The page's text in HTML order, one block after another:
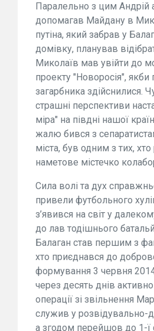
Паралельно з цим Андрій
допомагав Майдану в
путіна, який забрав у
домівку, планував
Миколаїв мав увійти до
проекту "Новоросія", якби
загарбника здійснилися.
страшні перспективи
міра" на півдні нашої
жалю бився з
міста, був одним з тих, хто
наметове містечко
Сила волі та дух
привели футбольного
з’явився на світ у
до лав тодішнього
Балаган став першим з
хто приєднався до
формування 3 червня
через десять днів
операції зі звільнення
служив у розвідувально-
а згодом перейшов до 1-ї